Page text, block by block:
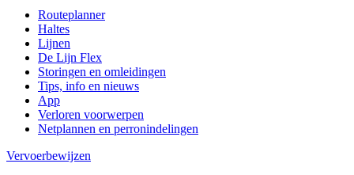
Routeplanner
Haltes
Lijnen
De Lijn Flex
Storingen en omleidingen
Tips, info en nieuws
App
Verloren voorwerpen
Netplannen en perronindelingen
Vervoerbewijzen